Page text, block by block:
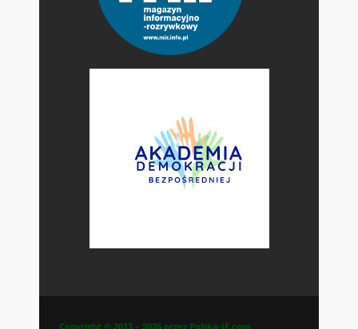
Copyright © 2013 – 2026 przez Polska-IE.com